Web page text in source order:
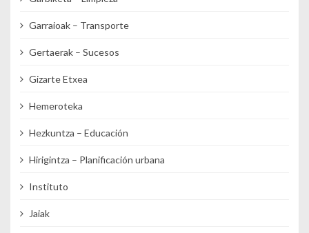
Garraioak – Transporte
Gertaerak – Sucesos
Gizarte Etxea
Hemeroteka
Hezkuntza – Educación
Hirigintza – Planificación urbana
Instituto
Jaiak